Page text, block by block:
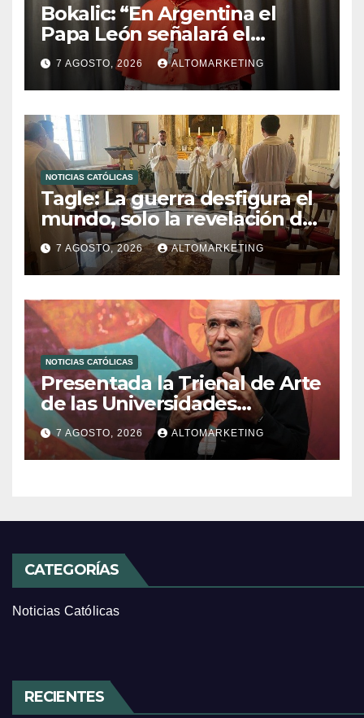
Bokalic: “En Argentina el
Papa León señalará el
compromiso del cristiano”
7 AGOSTO, 2026 ALTOMARKETING
NOTICIAS CATÓLICAS
Tagle: La guerra desfigura el
mundo, solo la revelación de
Dios lo transfigura
7 AGOSTO, 2026 ALTOMARKETING
NOTICIAS CATÓLICAS
Presentada la Trienal de Arte
de las Universidades
Católicas: «Exercises in
Empathy»
7 AGOSTO, 2026 ALTOMARKETING
CATEGORÍAS
Noticias Católicas
RECIENTES